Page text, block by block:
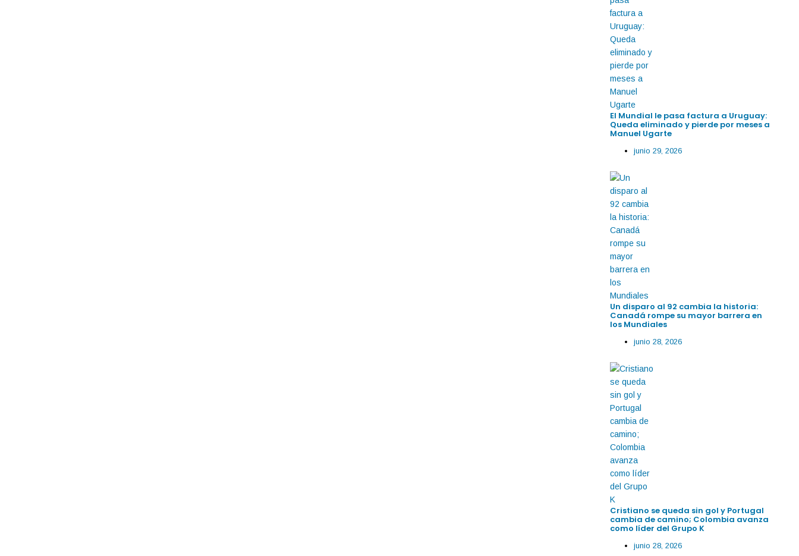
El Mundial le pasa factura a Uruguay:
Queda eliminado y pierde por meses a
Manuel Ugarte
junio 29, 2026
Un disparo al 92 cambia la historia:
Canadá rompe su mayor barrera en
los Mundiales
junio 28, 2026
Cristiano se queda sin gol y Portugal
cambia de camino; Colombia avanza
como líder del Grupo K
junio 28, 2026